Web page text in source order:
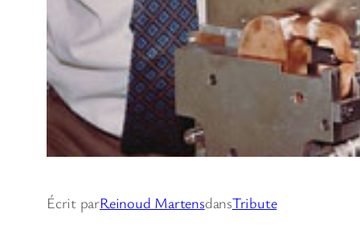
Écrit parReinoud MartensdansTribute